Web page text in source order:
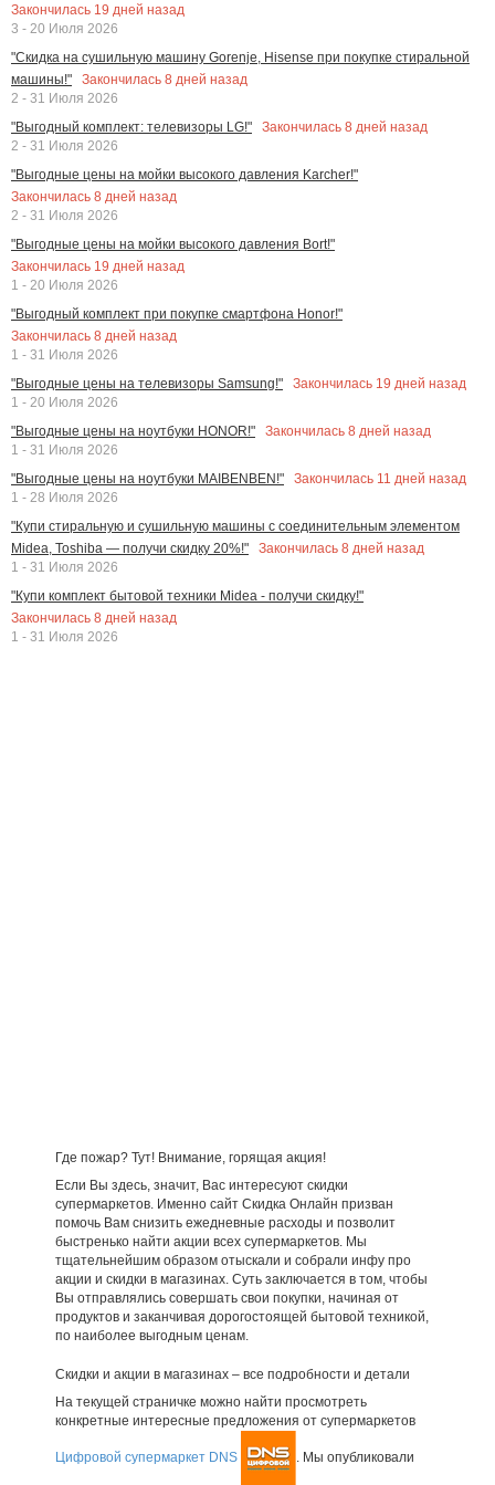
Закончилась 19 дней назад
3 - 20 Июля 2026
"Скидка на сушильную машину Gorenje, Hisense при покупке стиральной
машины!"
Закончилась 8 дней назад
2 - 31 Июля 2026
"Выгодный комплект: телевизоры LG!"
Закончилась 8 дней назад
2 - 31 Июля 2026
"Выгодные цены на мойки высокого давления Karcher!"
Закончилась 8 дней назад
2 - 31 Июля 2026
"Выгодные цены на мойки высокого давления Bort!"
Закончилась 19 дней назад
1 - 20 Июля 2026
"Выгодный комплект при покупке смартфона Honor!"
Закончилась 8 дней назад
1 - 31 Июля 2026
"Выгодные цены на телевизоры Samsung!"
Закончилась 19 дней назад
1 - 20 Июля 2026
"Выгодные цены на ноутбуки HONOR!"
Закончилась 8 дней назад
1 - 31 Июля 2026
"Выгодные цены на ноутбуки MAIBENBEN!"
Закончилась 11 дней назад
1 - 28 Июля 2026
"Купи стиральную и сушильную машины с соединительным элементом
Midea, Toshiba — получи скидку 20%!"
Закончилась 8 дней назад
1 - 31 Июля 2026
"Купи комплект бытовой техники Midea - получи скидку!"
Закончилась 8 дней назад
1 - 31 Июля 2026
Где пожар? Тут! Внимание, горящая акция!
Если Вы здесь, значит, Вас интересуют скидки
супермаркетов. Именно сайт Скидка Онлайн призван
помочь Вам снизить ежедневные расходы и позволит
быстренько найти акции всех супермаркетов. Мы
тщательнейшим образом отыскали и собрали инфу про
акции и скидки в магазинах. Суть заключается в том, чтобы
Вы отправлялись совершать свои покупки, начиная от
продуктов и заканчивая дорогостоящей бытовой техникой,
по наиболее выгодным ценам.
Скидки и акции в магазинах – все подробности и детали
На текущей страничке можно найти просмотреть
конкретные интересные предложения от супермаркетов
Цифровой супермаркет DNS . Мы опубликовали